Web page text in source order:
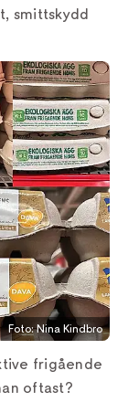
smittskydd
Foto: Nina Kindbro
frigående
oftast?